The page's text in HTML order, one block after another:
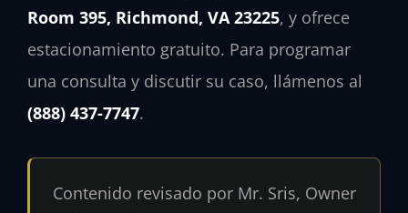
Room 395, Richmond, VA 23225, y ofrece
estacionamiento gratuito. Para programar
una consulta y discutir su caso, llámenos al
(888) 437-7747.
Contenido revisado por Mr. Sris, Owner